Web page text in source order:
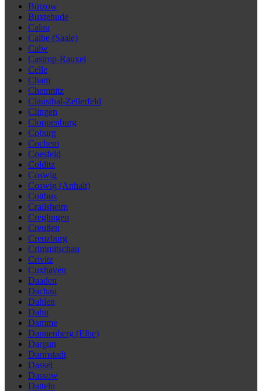
Bützow
Buxtehude
Calau
Calbe (Saale)
Calw
Castrop-Rauxel
Celle
Cham
Chemnitz
Clausthal-Zellerfeld
Clingen
Cloppenburg
Coburg
Cochem
Coesfeld
Colditz
Coswig
Coswig (Anhalt)
Cottbus
Crailsheim
Creglingen
Creußen
Creuzburg
Crimmitschau
Crivitz
Cuxhaven
Daaden
Dachau
Dahlen
Dahn
Damme
Dannenberg (Elbe)
Dargun
Darmstadt
Dassel
Dassow
Datteln